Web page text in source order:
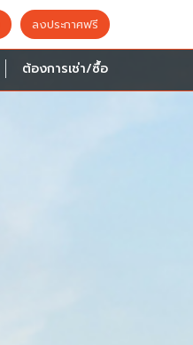
ลงประกาศฟรี
ต้องการเช่า/ซื้อ